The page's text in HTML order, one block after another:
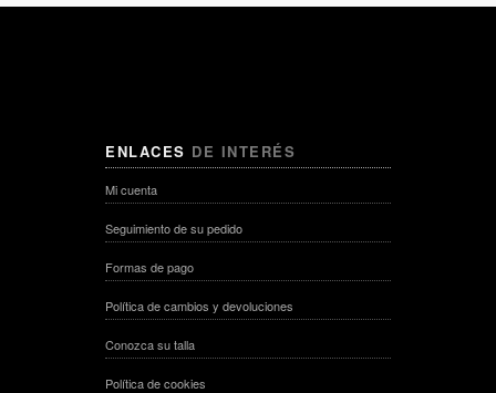
ENLACES DE INTERÉS
Mi cuenta
Seguimiento de su pedido
Formas de pago
Política de cambios y devoluciones
Conozca su talla
Política de cookies